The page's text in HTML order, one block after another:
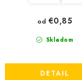
Skladom
od €0,85
DETAIL